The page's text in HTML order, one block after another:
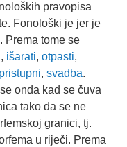
pravopisa
Fonološki je jer je
Prema tome se
, išarati, otpasti,
, svadba.
onda kad se čuva
tako da se ne
granici, tj.
u riječi. Prema